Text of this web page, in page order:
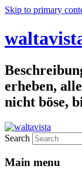
Skip to primary
erheben,
nicht böse,
Search
Main menu